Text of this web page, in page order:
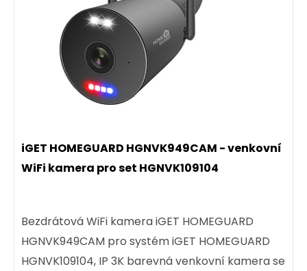
iGET HOMEGUARD HGNVK949CAM - venkovní
WiFi kamera pro set HGNVK109104
Bezdrátová WiFi kamera iGET HOMEGUARD
HGNVK949CAM pro systém iGET HOMEGUARD
HGNVK109104, IP 3K barevná venkovní kamera se